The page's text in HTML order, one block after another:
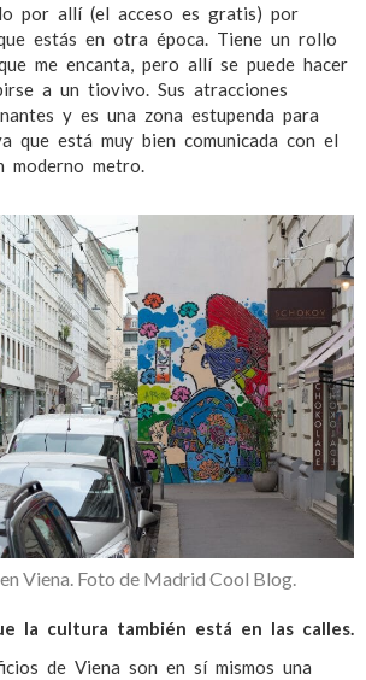
por allí (el acceso es gratis) por
estás en otra época. Tiene un rollo
me encanta, pero allí se puede hacer
a un tiovivo. Sus atracciones
y es una zona estupenda para
que está muy bien comunicada con el
metro.
Viena. Foto de Madrid Cool Blog.
la cultura también está en las calles.
de Viena son en sí mismos una